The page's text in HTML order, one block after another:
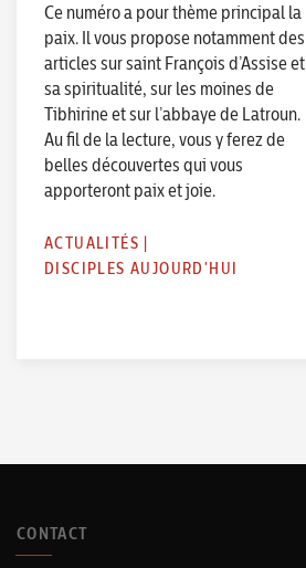
Ce numéro a pour thème principal la
paix. Il vous propose notamment des
articles sur saint François d’Assise et
sa spiritualité, sur les moines de
Tibhirine et sur l’abbaye de Latroun.
Au fil de la lecture, vous y ferez de
belles découvertes qui vous
apporteront paix et joie.
ACTUALITÉS
DISCIPLES AUJOURD'HUI
CONTACT